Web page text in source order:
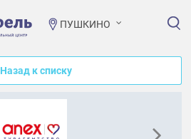
ПУШКИНО
Назад к списку